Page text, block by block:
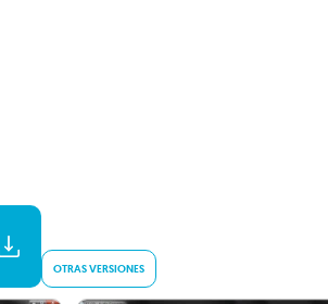
OTRAS VERSIONES